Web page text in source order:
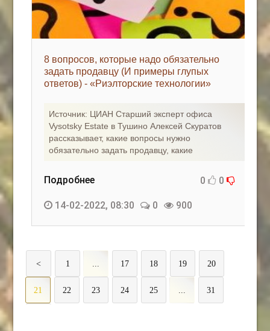
8 вопросов, которые надо обязательно
задать продавцу (И примеры глупых
ответов) - «Риэлторские технологии»
Источник: ЦИАН Старший эксперт офиса
Vysotsky Estate в Тушино Алексей Скуратов
рассказывает, какие вопросы нужно
обязательно задать продавцу, какие
Подробнее 0 0
14-02-2022, 08:30 0 900
< 1 ... 17 18 19 20
21 22 23 24 25 ... 31